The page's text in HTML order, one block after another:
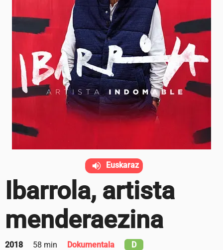
Ibarrola, artista
menderaezina
2018 58 min Dokumentala D
Euskaraz